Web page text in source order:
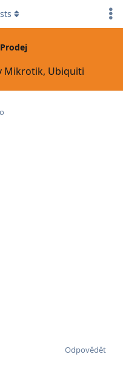
Prodej
Mikrotik, Ubiquiti
Odpovědět